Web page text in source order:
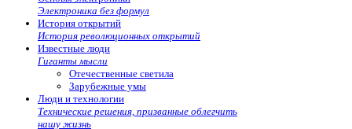
Электроника без формул
История открытий
История революционных открытий
Известные люди
Гиганты мысли
Отечественные светила
Зарубежные умы
Люди и технологии
Технические решения, призванные облегчить
нашу жизнь